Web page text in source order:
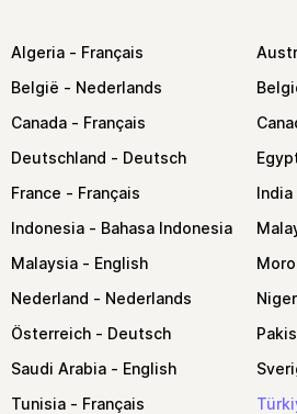
Algeria
België
Canada
Deutschland
France
India
Indonesia
Malaysia
Nederland
Österreich
Saudi Arabia
Tunisia